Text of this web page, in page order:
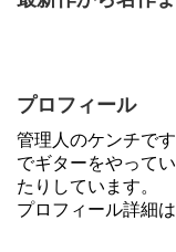
プロフィール
管理人のケンチで
でギターをやって
たりしています。
プロフィール詳細は